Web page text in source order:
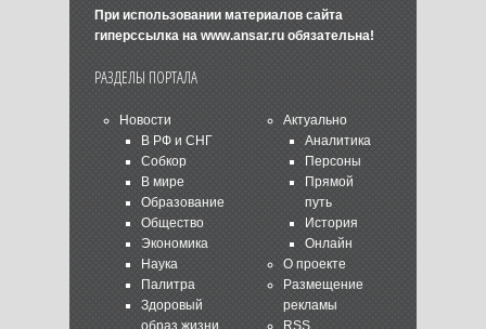
При использовании материалов сайта
гиперссылка на www.ansar.ruобязательна!
РАЗДЕЛЫ ПОРТАЛА
Новости
В РФ и СНГ
Собкор
В мире
Образование
Общество
Экономика
Наука
Палитра
Здоровый
Актуально
Аналитика
Персоны
Прямой
путь
История
Онлайн
О проекте
Размещение
рекламы